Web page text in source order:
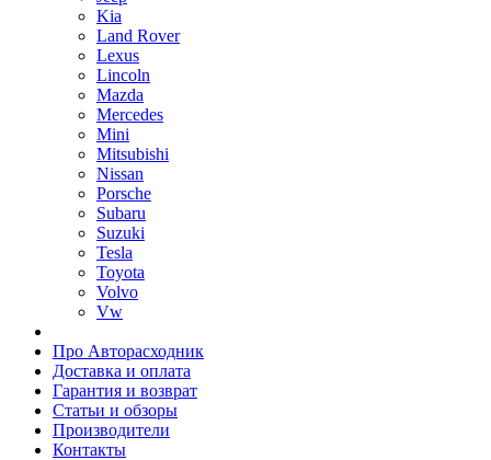
Kia
Land Rover
Lexus
Lincoln
Mazda
Mercedes
Mini
Mitsubishi
Nissan
Porsche
Subaru
Suzuki
Tesla
Toyota
Volvo
Vw
Про Авторасходник
Доставка и оплата
Гарантия и возврат
Статьи и обзоры
Производители
Контакты